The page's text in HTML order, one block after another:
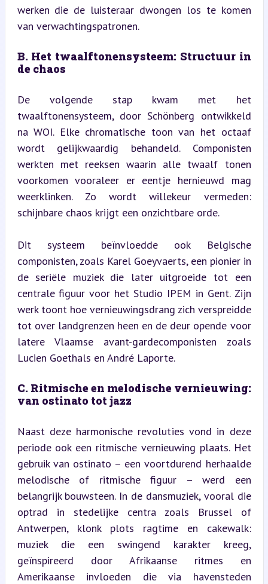
werken die de luisteraar dwongen los te komen
van verwachtingspatronen.
B. Het twaalftonensysteem: Structuur in
de chaos
De volgende stap kwam met het
twaalftonensysteem, door Schönberg ontwikkeld
na WOI. Elke chromatische toon van het octaaf
wordt gelijkwaardig behandeld. Componisten
werkten met reeksen waarin alle twaalf tonen
voorkomen vooraleer er eentje hernieuwd mag
weerklinken. Zo wordt willekeur vermeden:
schijnbare chaos krijgt een onzichtbare orde.
Dit systeem beïnvloedde ook Belgische
componisten, zoals Karel Goeyvaerts, een pionier in
de seriële muziek die later uitgroeide tot een
centrale figuur voor het Studio IPEM in Gent. Zijn
werk toont hoe vernieuwingsdrang zich verspreidde
tot over landgrenzen heen en de deur opende voor
latere Vlaamse avant-gardecomponisten zoals
Lucien Goethals en André Laporte.
C. Ritmische en melodische vernieuwing:
van ostinato tot jazz
Naast deze harmonische revoluties vond in deze
periode ook een ritmische vernieuwing plaats. Het
gebruik van ostinato – een voortdurend herhaalde
melodische of ritmische figuur – werd een
belangrijk bouwsteen. In de dansmuziek, vooral die
optrad in stedelijke centra zoals Brussel of
Antwerpen, klonk plots ragtime en cakewalk:
muziek die een swingend karakter kreeg,
geïnspireerd door Afrikaanse ritmes en
Amerikaanse invloeden die via havensteden